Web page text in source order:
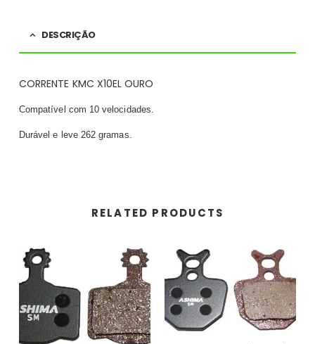
DESCRIÇÃO
CORRENTE KMC X10EL OURO
Compatível com 10 velocidades.
Durável e leve 262 gramas.
RELATED PRODUCTS